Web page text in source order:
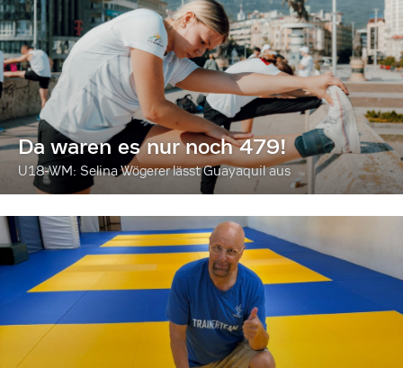
Da waren es nur noch 479!
U18-WM: Selina Wögerer lässt Guayaquil aus